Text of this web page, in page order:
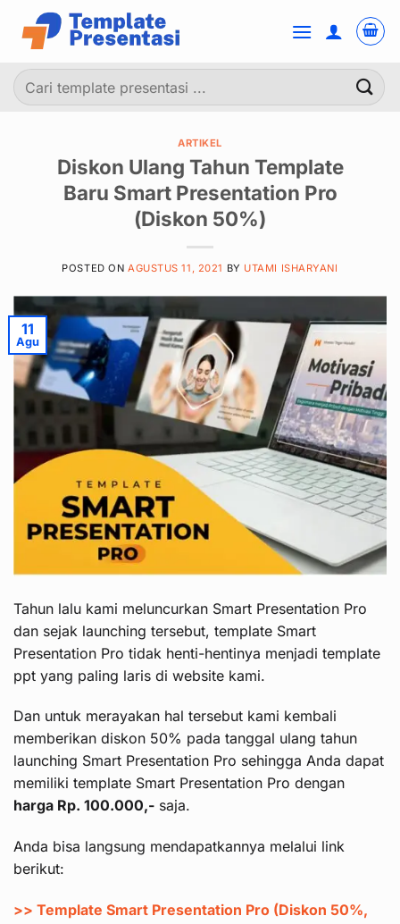
content
Pencarian
untuk:
ARTIKEL
Diskon Ulang Tahun Template
Baru Smart Presentation Pro
(Diskon 50%)
POSTED ON AGUSTUS 11, 2021 BY UTAMI ISHARYANI
11
Agu
Tahun lalu kami meluncurkan Smart Presentation Pro
dan sejak launching tersebut, template Smart
Presentation Pro tidak henti-hentinya menjadi template
ppt yang paling laris di website kami.
Dan untuk merayakan hal tersebut kami kembali
memberikan diskon 50% pada tanggal ulang tahun
launching Smart Presentation Pro sehingga Anda dapat
memiliki template Smart Presentation Pro dengan
harga Rp. 100.000,- saja.
Anda bisa langsung mendapatkannya melalui link
berikut:
>> Template Smart Presentation Pro (Diskon 50%,